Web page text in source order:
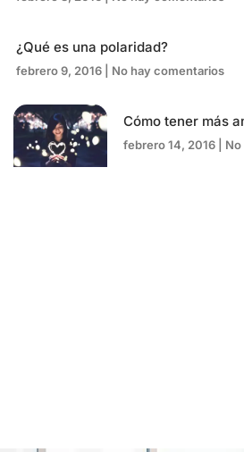
¿Qué es una polaridad?
febrero 9, 2016 No hay comentarios
Cómo tener más
febrero 14, 2016